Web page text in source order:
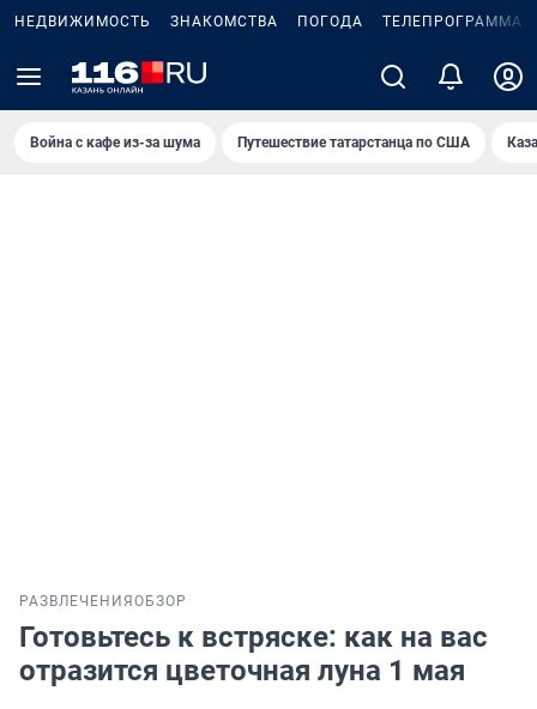
НЕДВИЖИМОСТЬ ЗНАКОМСТВА ПОГОДА ТЕЛЕПРОГРАММА
Война с кафе из-за шума Путешествие татарстанца по США
РАЗВЛЕЧЕНИЯ ОБЗОР
Готовьтесь к встряске: как на вас
отразится цветочная луна 1 мая